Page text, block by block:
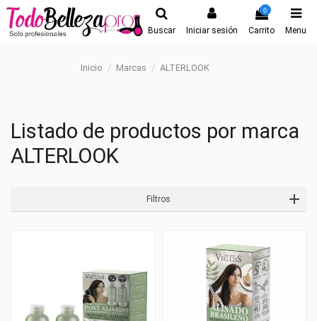
Buscar Iniciar sesión
0
Carrito Menu
Inicio Marcas ALTERLOOK
Listado de productos por marca
ALTERLOOK
Filtros